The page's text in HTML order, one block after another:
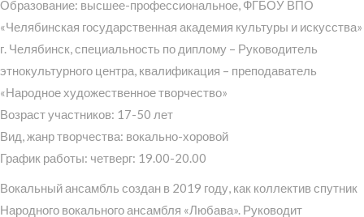
Образование: высшее-профессиональное, ФГБОУ ВПО
«Челябинская государственная академия культуры и искусства»
г. Челябинск, специальность по диплому – Руководитель
этнокультурного центра, квалификация – преподаватель
«Народное художественное творчество»
Возраст участников: 17-50 лет
Вид, жанр творчества: вокально-хоровой
График работы: четверг: 19.00-20.00
Вокальный ансамбль создан в 2019 году, как коллектив спутник
Народного вокального ансамбля «Любава». Руководит